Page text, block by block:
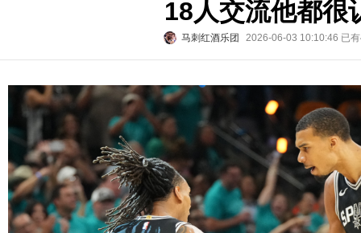
18人交流他都很
马刺红酒乐团 2026-06-03 10:10:46 已